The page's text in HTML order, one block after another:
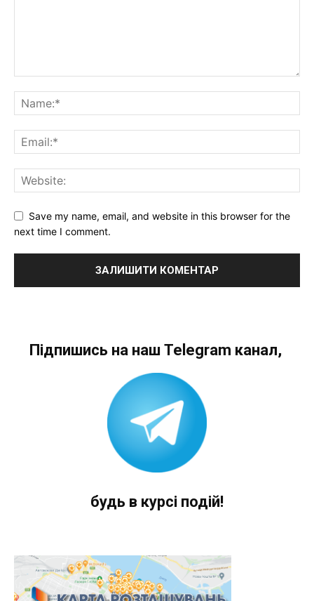
Save my name, email, and website in this browser for the
next time I comment.
Підпишись на наш Telegram канал,
будь в курсі подій!